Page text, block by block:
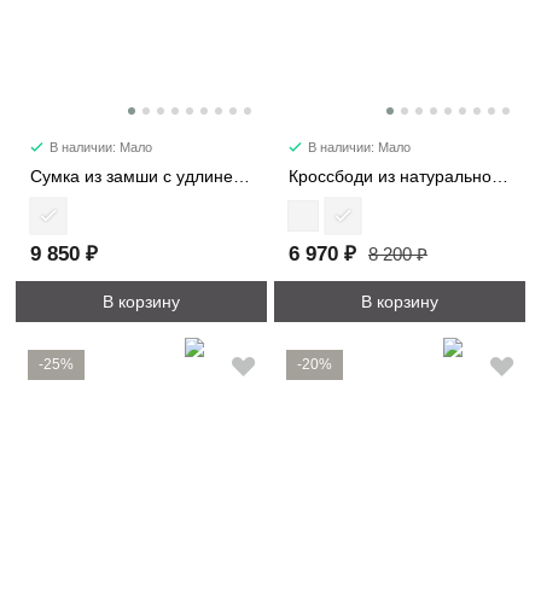
В наличии: Мало
Сумка из замши с удлиненными ручками 8369
9 850 ₽
В корзину
В наличии: Мало
Кроссбоди из натуральной замши 3596
6 970 ₽ 8 200 ₽
В корзину
-25% -20%